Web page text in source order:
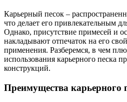
Карьерный песок –
что делает его привлекательным
Однако, присутствие примесей и
накладывают отпечаток на его
применения. Разберемся, в чем
использования карьерного песка
конструкций.
Преимущества карьерного